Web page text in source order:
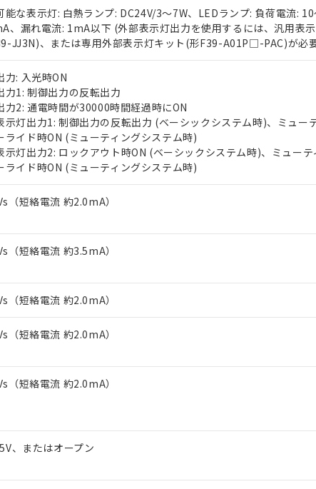
能な表示灯: 白熱ランプ: DC24V/3～7W、LEDランプ: 負荷電流: 10
、漏れ電流: 1mA以下 (外部表示灯出力を使用するには、汎用表
JJ3N)、または専用外部表示灯キット(形F39-A01P□-PAC)が必
力: 入光時ON
力1: 制御出力の反転出力
力2: 通電時間が30000時間経過時にON
示灯出力1: 制御出力の反転出力 (ベーシックシステム時)、ミュー
ライド時ON (ミューティングシステム時)
示灯出力2: ロックアウト時ON (ベーシックシステム時)、ミュー
ライド時ON (ミューティングシステム時)
（短絡電流 約2.0mA）
（短絡電流 約3.5mA）
（短絡電流 約2.0mA）
（短絡電流 約2.0mA）
（短絡電流 約2.0mA）
、またはオープン
ただき、同意のうえご利用ください。
当社制御機器事業取扱商品の当社在庫状況および標準価格(税抜)を
業取扱商品の中には、本サービスの対象外となる商品もあること
標準価格照会結果は、記載している更新日時点での社内データに
された時点での実際の在庫および標準価格とは異なる場合がある
および標準価格はお客様のお取引先、またはお客様担当のオムロン
器販売店や当社販売拠点は「販売ネットワーク
」をご確認くだ
標準価格結果を当社の事前の承諾なく第三者に漏洩または開示しな
ります。
サイト上で当社にご登録された部品リストについて、当社および
ます。
令（10物質）の非含有に対応した製品に切り替える予定のある商
指令（10物質）の非含有に非対応の商品で、対応品を出す予
指令（10物質）の非含有の対応状況を調査中または確認中の商
料など無形物で、有害物質有無と関係のない商品です。
銀(Hg) 1000ppm以下、 カドミウム(Cd) 100ppm以下、
以下、ポリ臭化ビフェニル類(PBB) 1000ppm以下、ポリ臭化ジフェニルエーテル類
シル) (DEHP)(別名：DOP) 1000ppm以下、フタル酸ブチルベンジル（BBP）
、フタル酸ジイソブチル (DIBP) 1000ppm以下
監視および制御機器に対する適用除外項目は除く。
質については閾値を超える意図的な使用がないことを確認しています。
況などにより、予定月が前後することがあります。
ウンロード
ダウンロードすることができます。
質）の非含有証明書
（当社基準）
点で非含有を証明するもので、過去に遡って非含有を証明するも
考欄に対応日を記載しておりました。
の在庫切替を完了していることから、特段のことがない限り、
表
含有率が中国RoHSの基準値以下であることを示します。
含有率が中国RoHSの基準値を超えていることを示します。
。当社販売部門へお問い合わせください。
(GB/T26572)：
銀) : 1000ppm、 Cd(カドミウム) : 100ppm、
、 PBBs(ポリ臭化ビフェニル類) : 1000ppm、 PBDEs(ポリ臭化ジフェニルエーテ
1000ppm、 DIBP(フタル酸ジイソブチル) : 1000ppm、 BBP(フタル酸ブチルベンジル
ルヘキシル)) : 1000ppm
限
物質）のすべてが基準値以下であることを示します。
状況下において有害物質が外部に漏えいし、環境に深刻な影響を及
貴社製品のうち、外国為替および外国貿易法に定める商品（以下｢
は国外への提供する場合は、日本国政府の輸出許可(または役務取
続きをとります。
を破棄する場合は、完全に破砕するなど、違法に輸出されないよ
を、核兵器、ミサイル、化学兵器、生物兵器またはその他武器並
いたしません。
売先および販売に係わる関係者が違法に輸出するおそれがある場
の在庫あり
最新の在庫状況については、お客様のお取引先、またはお客様担当
種、また在庫状況の情報を公開していない機種